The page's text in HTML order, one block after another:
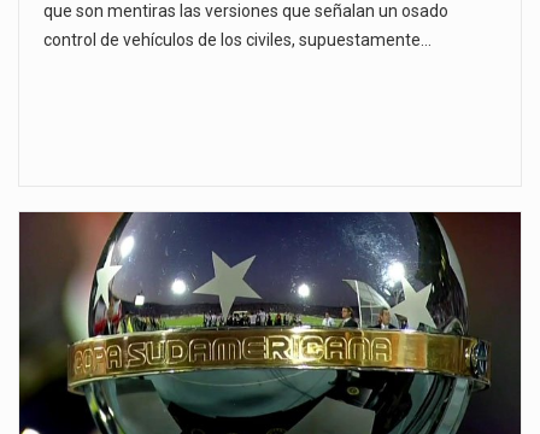
que son mentiras las versiones que señalan un osado
control de vehículos de los civiles, supuestamente…